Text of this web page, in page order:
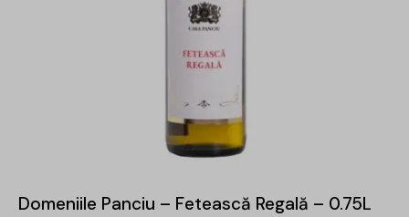
Domeniile Panciu – Fetească Regală – 0.75L